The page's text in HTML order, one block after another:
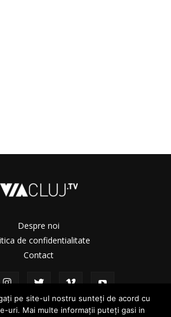
Despre noi
de confidentialitate
Contact
pe site-ul nostru sunteți de acord cu
uri. Mai multe informații puteți gasi in